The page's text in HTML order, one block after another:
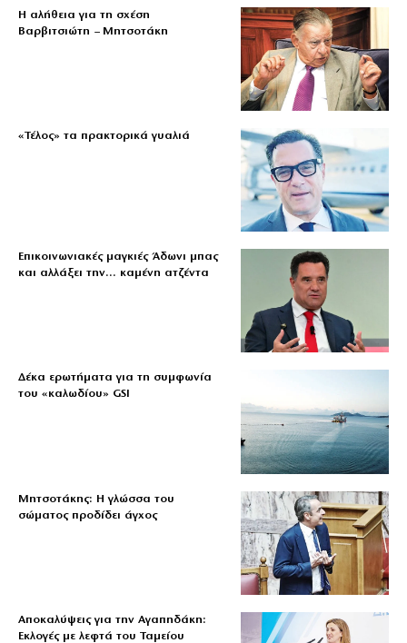
Η αλήθεια για τη σχέση
Βαρβιτσιώτη – Μητσοτάκη
«Τέλος» τα πρακτορικά γυαλιά
Επικοινωνιακές μαγκιές Άδωνι μπας
και αλλάξει την… καμένη ατζέντα
Δέκα ερωτήματα για τη συμφωνία
του «καλωδίου» GSI
Μητσοτάκης: Η γλώσσα του
σώματος προδίδει άγχος
Αποκαλύψεις για την Αγαπηδάκη:
Εκλογές με λεφτά του Ταμείου